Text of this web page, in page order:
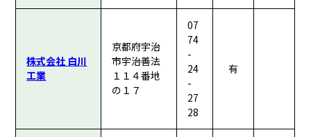
株式会社 白川
工業
京都府宇治
市宇治善法
１１４番地
の１７
07
74
-
24
-
27
28
有